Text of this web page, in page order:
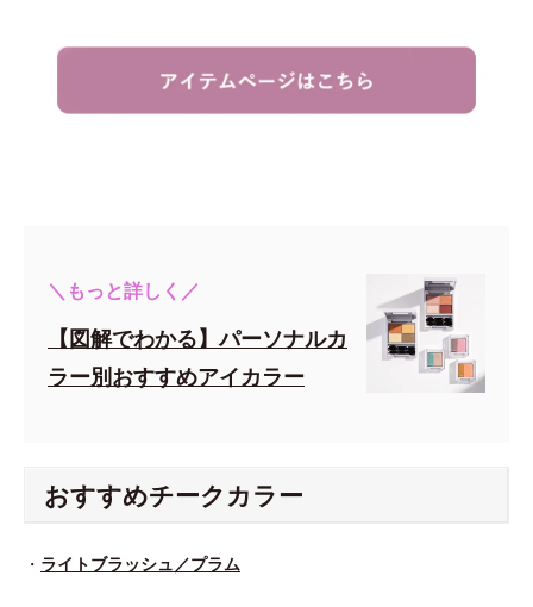
＼もっと詳しく／
【図解でわかる】パーソナルカ
ラー別おすすめアイカラー
おすすめチークカラー
・ ライトブラッシュ／プラム